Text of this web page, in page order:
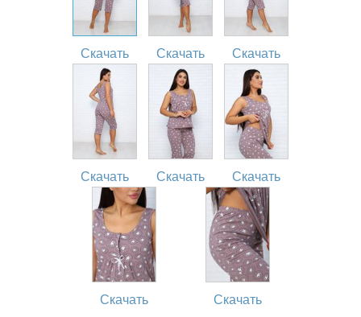
Скачать Скачать Скачать
Скачать Скачать Скачать
Скачать Скачать